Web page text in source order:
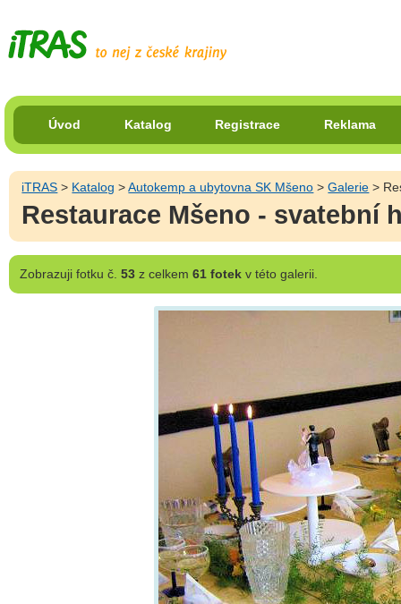
Úvod Katalog Registrace Reklama
iTRAS > Katalog >Autokemp a ubytovna SK Mšeno >Galerie >
Restaurace Mšeno - svatební
Zobrazujifotku č. 53z celkem 61 fotekv této galerii.